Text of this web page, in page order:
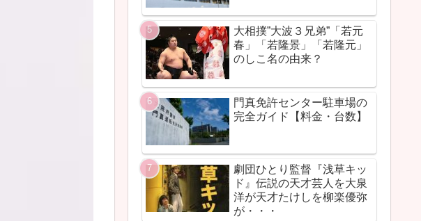
大相撲”大波３兄弟”「若元
春」「若隆景」「若隆元」
のしこ名の由来？
門真免許センター駐車場の
完全ガイド【料金・台数】
劇団ひとり監督『浅草キッ
ド』伝説の天才芸人を大泉
洋が天才たけしを柳楽優弥
が・・・